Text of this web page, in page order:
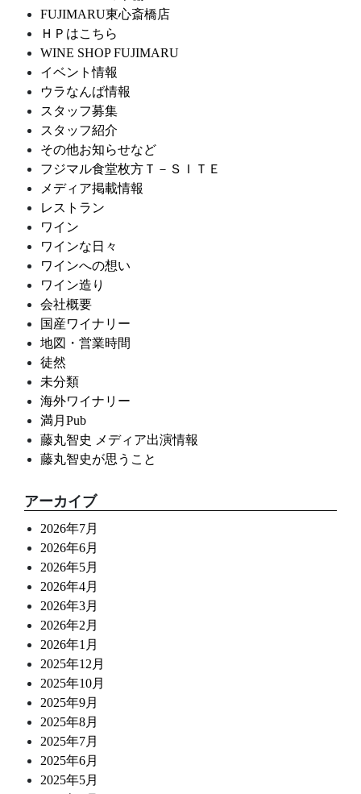
FUJIMARU東心斎橋店
ＨＰはこちら
WINE SHOP FUJIMARU
イベント情報
ウラなんば情報
スタッフ募集
スタッフ紹介
その他お知らせなど
フジマル食堂枚方Ｔ－ＳＩＴＥ
メディア掲載情報
レストラン
ワイン
ワインな日々
ワインへの想い
ワイン造り
会社概要
国産ワイナリー
地図・営業時間
徒然
未分類
海外ワイナリー
満月Pub
藤丸智史 メディア出演情報
藤丸智史が思うこと
アーカイブ
2026年7月
2026年6月
2026年5月
2026年4月
2026年3月
2026年2月
2026年1月
2025年12月
2025年10月
2025年9月
2025年8月
2025年7月
2025年6月
2025年5月